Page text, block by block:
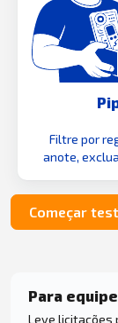
Filtre por
anote,
Começar
Para
Leve licitações